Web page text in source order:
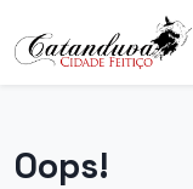
Oops!